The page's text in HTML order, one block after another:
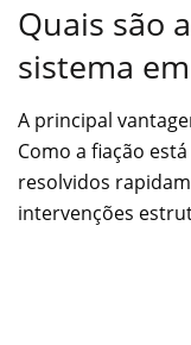
Quais são
sistema
A principal
Como a fiação
resolvidos
intervenções